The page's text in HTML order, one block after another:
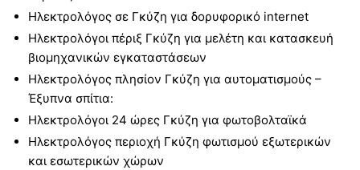
Ηλεκτρολόγος σε Γκύζη για δορυφορικό internet
Ηλεκτρολόγοι πέριξ Γκύζη για μελέτη και κατασκευή
βιομηχανικών εγκαταστάσεων
Ηλεκτρολόγος πλησίον Γκύζη για αυτοματισμούς –
Έξυπνα σπίτια:
Ηλεκτρολόγοι 24 ώρες Γκύζη για φωτοβολταϊκά
Ηλεκτρολόγος περιοχή Γκύζη φωτισμού εξωτερικών
και εσωτερικών χώρων